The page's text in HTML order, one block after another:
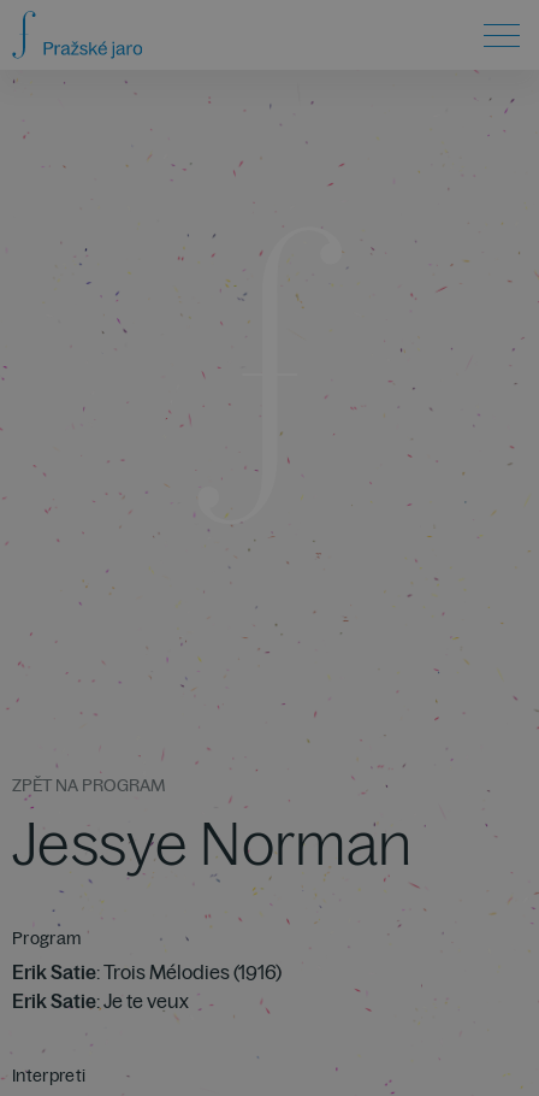
ZPĚT NA PROGRAM
Jessye Norman
Program
Erik Satie: Trois Mélodies (1916)
Erik Satie: Je te veux
Interpreti